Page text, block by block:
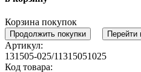
Корзина покупок
Продолжить покупки Перейти
Артикул:
131505-025/11315051025
Код товара: